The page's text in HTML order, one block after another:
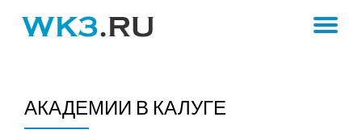
АКАДЕМИИ В КАЛУГЕ